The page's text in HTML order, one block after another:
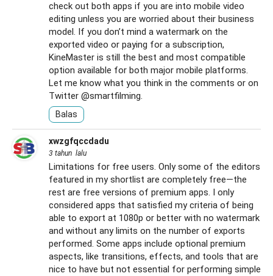
check out both apps if you are into mobile video
editing unless you are worried about their business
model. If you don’t mind a watermark on the
exported video or paying for a subscription,
KineMaster is still the best and most compatible
option available for both major mobile platforms.
Let me know what you think in the comments or on
Twitter @smartfilming.
Balas
xwzgfqccdadu
3 tahun lalu
Limitations for free users. Only some of the editors
featured in my shortlist are completely free—the
rest are free versions of premium apps. I only
considered apps that satisfied my criteria of being
able to export at 1080p or better with no watermark
and without any limits on the number of exports
performed. Some apps include optional premium
aspects, like transitions, effects, and tools that are
nice to have but not essential for performing simple